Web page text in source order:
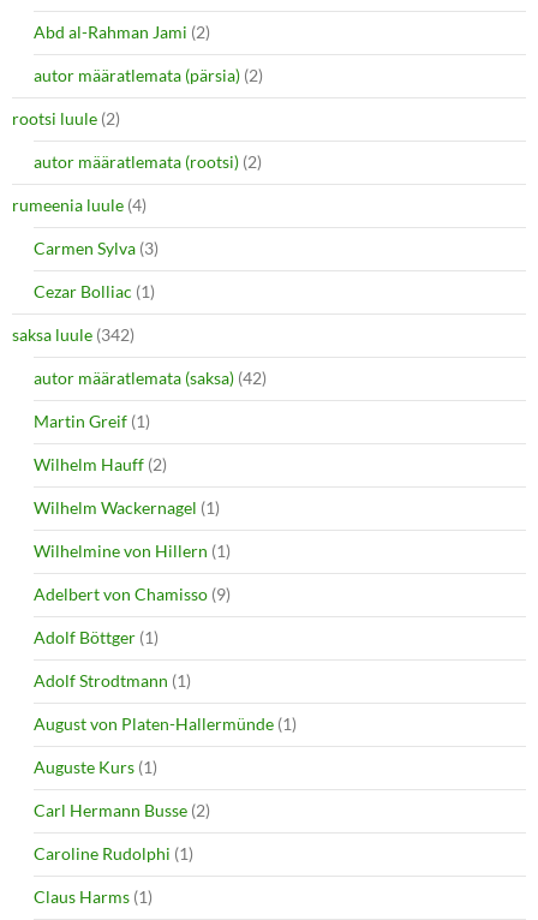
Abd al-Rahman Jami (2)
autor määratlemata (pärsia) (2)
rootsi luule (2)
autor määratlemata (rootsi) (2)
rumeenia luule (4)
Carmen Sylva (3)
Cezar Bolliac (1)
saksa luule (342)
autor määratlemata (saksa) (42)
Martin Greif (1)
Wilhelm Hauff (2)
Wilhelm Wackernagel (1)
Wilhelmine von Hillern (1)
Adelbert von Chamisso (9)
Adolf Böttger (1)
Adolf Strodtmann (1)
August von Platen-Hallermünde (1)
Auguste Kurs (1)
Carl Hermann Busse (2)
Caroline Rudolphi (1)
Claus Harms (1)